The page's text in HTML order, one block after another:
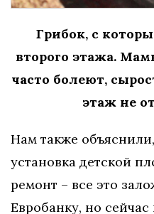
Грибок, с
второго этажа.
часто болеют,
этаж не
Нам также
установка детской
ремонт – все это
Евробанку, но